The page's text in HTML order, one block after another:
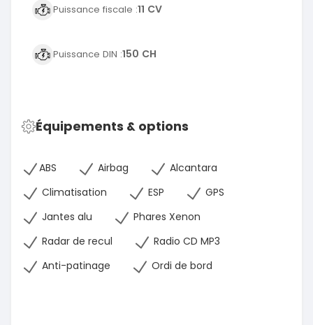
Puissance fiscale :11 CV
Puissance DIN :150 CH
Équipements & options
ABS Airbag
Alcantara
Climatisation
ESP
GPS
Jantes alu
Phares Xenon
Radar de recul
Radio CD MP3
Anti-patinage
Ordi de bord